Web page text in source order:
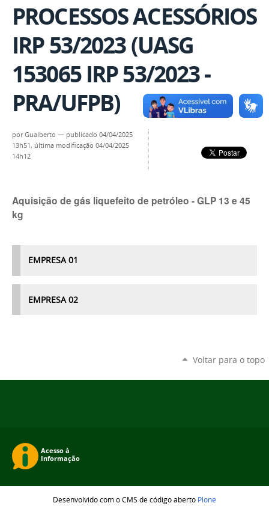
PROCESSOS ACESSÓRIOS
IRP 53/2023 (UASG
153065 IRP 53/2023 -
PRA/UFPB)
porGualberto — publicado 04/04/2025
13h51, última modificação 04/04/2025
14h12
Aquisição de gás liquefeito de petróleo - GLP 13 e 45
kg
EMPRESA 01
EMPRESA 02
Voltar para o topo
Desenvolvido com o CMS de código aberto Plone